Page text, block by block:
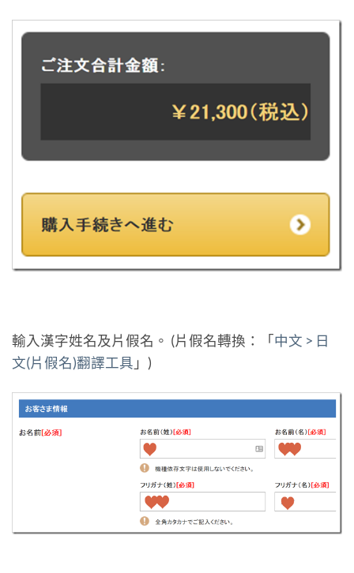
輸入漢字姓名及片假名。 (片假名轉換：「中文 > 日
文(片假名)翻譯工具 」)